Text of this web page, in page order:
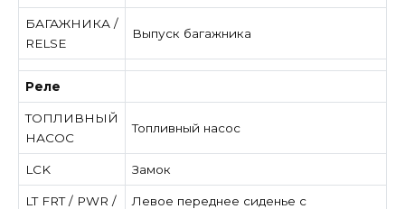
БАГАЖНИКА /
RELSE
Выпуск багажника
Реле
ТОПЛИВНЫЙ
НАСОС
Топливный насос
LCK Замок
LT FRT / PWR /
Левое переднее сиденье с